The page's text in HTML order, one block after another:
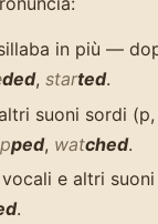
in più —
ded, started.
suoni sordi (p,
ped, watched.
e altri suoni
.